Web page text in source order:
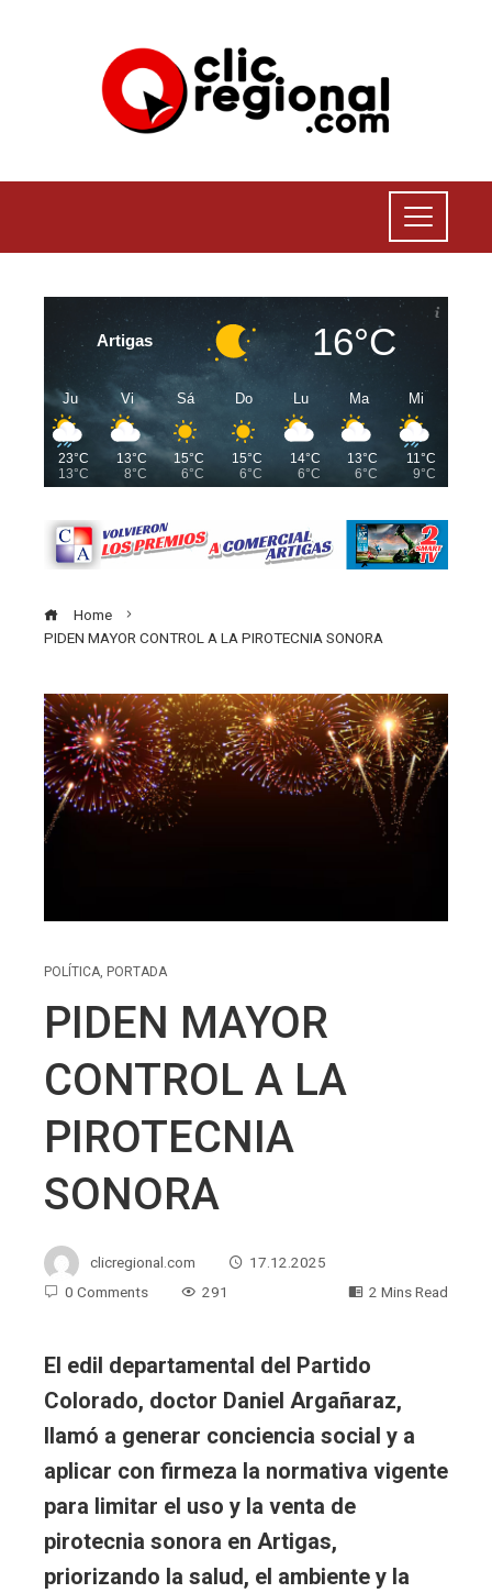
Artigas 16°C
Ju
23°C
13°C
Vi
13°C
8°C
Sá
15°C
6°C
Do
15°C
6°C
Lu
14°C
6°C
Ma
13°C
6°C
Mi
11°C
9°C
Home
PIDEN MAYOR CONTROL A LA PIROTECNIA SONORA
POLÍTICA, PORTADA
PIDEN MAYOR
CONTROL A LA
PIROTECNIA
SONORA
clicregional.com
17.12.2025
0 Comments
291 2 Mins Read
El edil departamental del Partido
Colorado, doctor Daniel Argañaraz,
llamó a generar conciencia social y a
aplicar con firmeza la normativa vigente
para limitar el uso y la venta de
pirotecnia sonora en Artigas,
priorizando la salud, el ambiente y la